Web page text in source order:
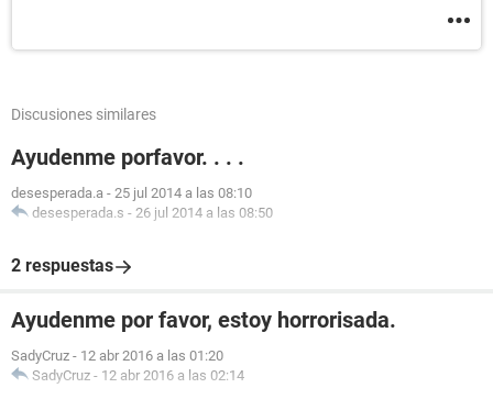
Discusiones similares
Ayudenme porfavor. . . .
desesperada.a - 25 jul 2014 a las 08:10
desesperada.s - 26 jul 2014 a las 08:50
2 respuestas
Ayudenme por favor, estoy horrorisada.
SadyCruz - 12 abr 2016 a las 01:20
SadyCruz - 12 abr 2016 a las 02:14